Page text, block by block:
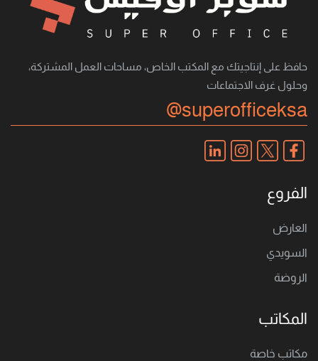
حافظ على إنتاجيتك مع المكتب الخاص، مساحات العمل المشتركة،
وحلول غرف الاجتماعات
@superofficeksa
الفروع
العارض
السويدي
الروضة
المكاتب
مكاتب خاصة